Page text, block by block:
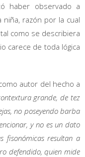
haber observado a
razón por la cual
como se describiera
carece de toda lógica
autor del hecho a
grande, de tez
no poseyendo barba
y no es un dato
fisonómicas resultan a
defendido, quien mide